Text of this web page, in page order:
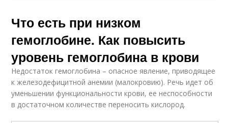
Что есть при низком
гемоглобине. Как повысить
уровень гемоглобина в крови
Недостаток гемоглобина – опасное явление, приводящее
к железодефицитной анемии (малокровию). Речь идет об
уменьшении функциональности крови, ее неспособности
в достаточном количестве переносить кислород.